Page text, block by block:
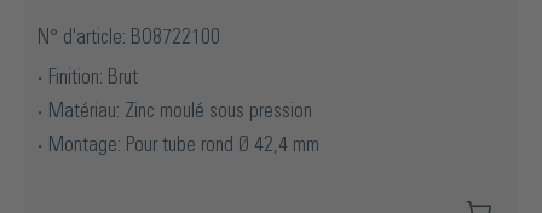
N° d'article: BO8722100
Finition: Brut
Matériau: Zinc moulé sous pression
Montage: Pour tube rond Ø 42,4 mm